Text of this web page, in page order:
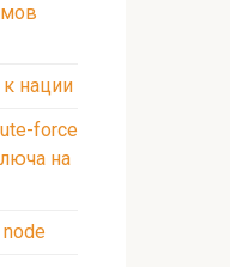
нации
force
на